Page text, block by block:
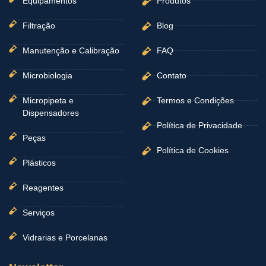
Filtração
Manutenção e Calibração
Microbiologia
Micropipeta e
Dispensadores
Peças
Plásticos
Reagentes
Serviços
Vidrarias e Porcelanas
Blog
FAQ
Contato
Termos e Condições
Política de Privacidade
Política de Cookies